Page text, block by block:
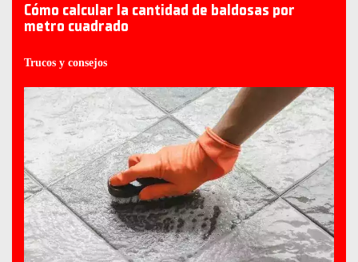
Cómo calcular la cantidad de baldosas por
metro cuadrado
Trucos y consejos